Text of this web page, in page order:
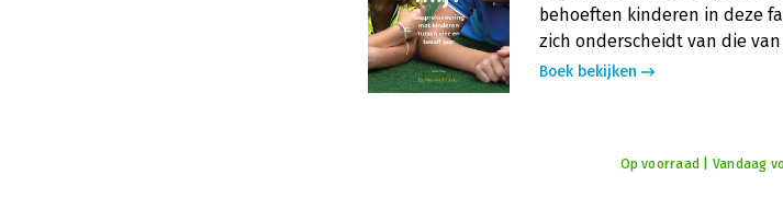
behoeften kinderen in deze
zich onderscheidt van die
Boek bekijken
Op voorraad | Vandaag